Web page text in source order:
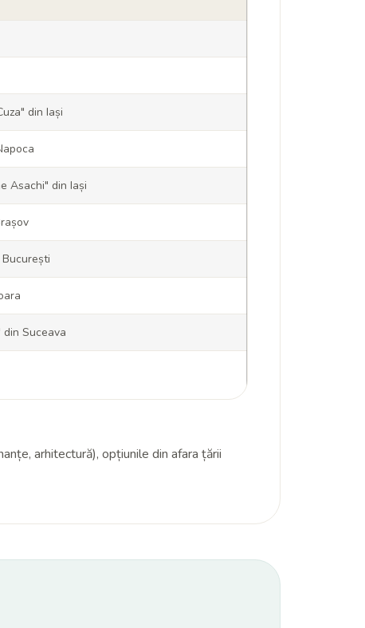
din Iași
Asachi" din Iași
Suceava
arhitectură), opțiunile din afara țării